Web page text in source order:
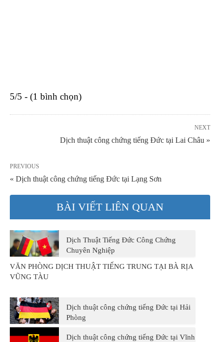
5/5 - (1 bình chọn)
NEXT
Dịch thuật công chứng tiếng Đức tại Lai Châu »
PREVIOUS
« Dịch thuật công chứng tiếng Đức tại Lạng Sơn
BÀI VIẾT LIÊN QUAN
Dịch Thuật Tiếng Đức Công Chứng
Chuyên Nghiệp
VĂN PHÒNG DỊCH THUẬT TIẾNG TRUNG TẠI BÀ RỊA
VŨNG TÀU
Dịch thuật công chứng tiếng Đức tại Hải
Phòng
Dịch thuật công chứng tiếng Đức tại Vĩnh